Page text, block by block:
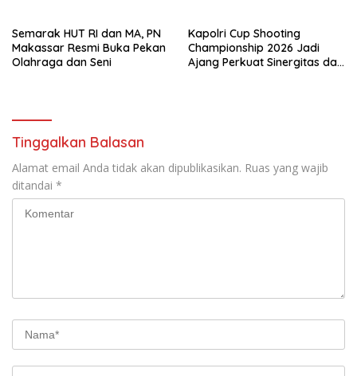
Semarak HUT RI dan MA, PN
Makassar Resmi Buka Pekan
Olahraga dan Seni
Kapolri Cup Shooting
Championship 2026 Jadi
Ajang Perkuat Sinergitas dan
Tinggalkan Balasan
Alamat email Anda tidak akan dipublikasikan. Ruas yang wajib
ditandai *